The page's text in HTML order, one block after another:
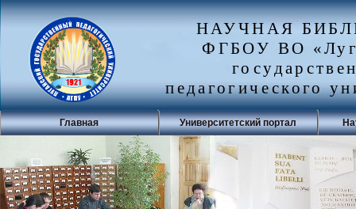
НАУЧНАЯ
ФГБОУ ВО
педагогического
Главная Университетский портал